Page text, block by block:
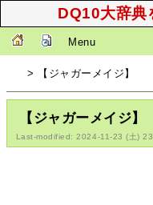
DQ10大辞典
Menu
> 【ジャガーメイジ】
【ジャガーメイジ】
Last-modified: 2024-11-23 (土)